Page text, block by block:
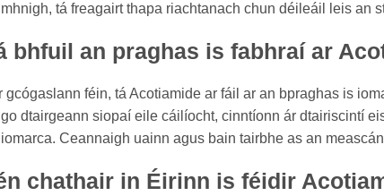
tá freagairt thapa riachtanach chun déileáil leis an
bhfuil an praghas is fabhraí ar
gcógaslann féin, tá Acotiamide ar fáil ar an bpraghas is
dtairgeann siopaí eile cáilíocht, cinntíonn ár dtairiscintí
Ceannaigh uainn agus bain tairbhe as an
chathair in Éirinn is féidir